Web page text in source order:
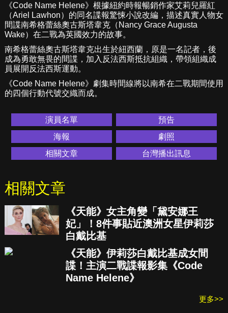
《Code Name Helene》根據紐約時報暢銷作家艾莉兒羅紅
（Ariel Lawhon）的同名諜報驚悚小說改編，描述真實人物女
間諜南希格蕾絲奧古斯塔韋克（Nancy Grace Augusta
Wake）在二戰為英國效力的故事。
南希格蕾絲奧古斯塔韋克出生於紐西蘭，原是一名記者，後
成為勇敢無畏的間諜，加入反法西斯抵抗組織，帶領組織成
員展開反法西斯運動。
《Code Name Helene》劇集時間線將以南希在二戰期間使用
的四個行動代號交織而成。
演員名單
預告
海報
劇照
相關文章
台灣播出訊息
相關文章
《天能》女主角變「黛安娜王
妃」！8件事貼近澳洲女星伊莉莎
白戴比基
《天能》伊莉莎白戴比基成女間
諜！主演二戰諜報影集《Code
Name Helene》
更多>>